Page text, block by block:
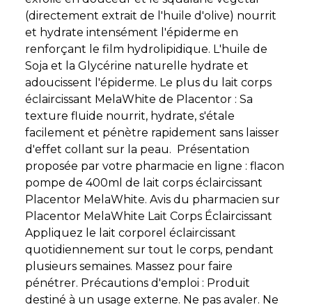
(directement extrait de l'huile d'olive) nourrit
et hydrate intensément l'épiderme en
renforçant le film hydrolipidique. L'huile de
Soja et la Glycérine naturelle hydrate et
adoucissent l'épiderme. Le plus du lait corps
éclaircissant MelaWhite de Placentor : Sa
texture fluide nourrit, hydrate, s'étale
facilement et pénètre rapidement sans laisser
d'effet collant sur la peau. Présentation
proposée par votre pharmacie en ligne : flacon
pompe de 400ml de lait corps éclaircissant
Placentor MelaWhite. Avis du pharmacien sur
Placentor MelaWhite Lait Corps Éclaircissant
Appliquez le lait corporel éclaircissant
quotidiennement sur tout le corps, pendant
plusieurs semaines. Massez pour faire
pénétrer. Précautions d'emploi : Produit
destiné à un usage externe. Ne pas avaler. Ne